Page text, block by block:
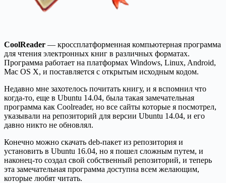
CoolReader — кроссплатформенная компьютерная программа
для чтения электронных книг в различных форматах.
Программа работает на платформах Windows, Linux, Android,
Mac OS X, и поставляется с открытым исходным кодом.
Недавно мне захотелось почитать книгу, и я вспомнил что
когда-то, еще в Ubuntu 14.04, была такая замечательная
программа как Coolreader, но все сайты которые я посмотрел,
указывали на репозиторий для версии Ubuntu 14.04, и его
давно никто не обновлял.
Конечно можно скачать deb-пакет из репозитория и
установить в Ubuntu 16.04, но я пошел сложным путем, и
наконец-то создал свой собственный репозиторий, и теперь
эта замечательная программа доступна всем желающим,
которые любят читать.